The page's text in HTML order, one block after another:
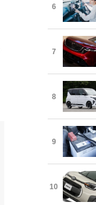
6
7
8
9
10